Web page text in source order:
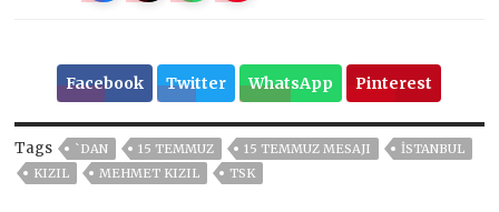
Facebook Twitter WhatsApp Pinterest
Tags `DAN 15 TEMMUZ 15 TEMMUZ MESAJI
ISTANBUL
KIZIL
MEHMET KIZIL TSK